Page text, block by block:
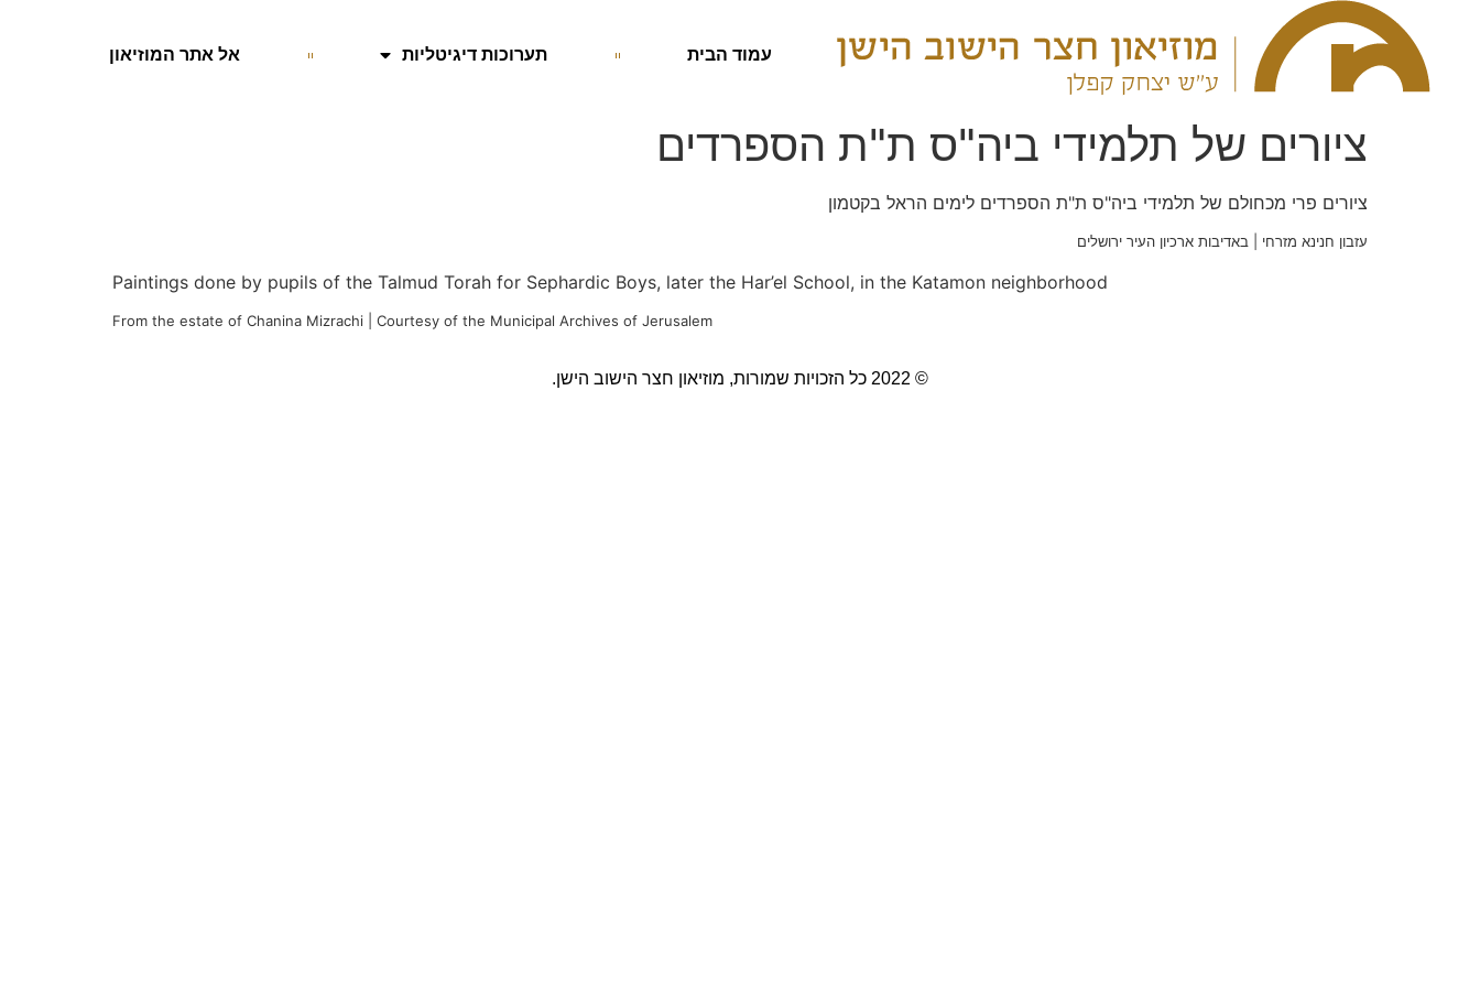
עמוד הבית תערוכות דיגיטליות אל אתר המוזיאון
ציורים של תלמידי ביה"ס ת"ת הספרדים
ציורים פרי מכחולם של תלמידי ביה"ס ת"ת הספרדים לימים הראל בקטמון
עזבון חנינא מזרחי | באדיבות ארכיון העיר ירושלים
Paintings done by pupils of the Talmud Torah for Sephardic Boys, later the Har’el School, in the Katamon neighborhood
From the estate of Chanina Mizrachi | Courtesy of the Municipal Archives of Jerusalem
© 2022 כל הזכויות שמורות, מוזיאון חצר הישוב הישן.